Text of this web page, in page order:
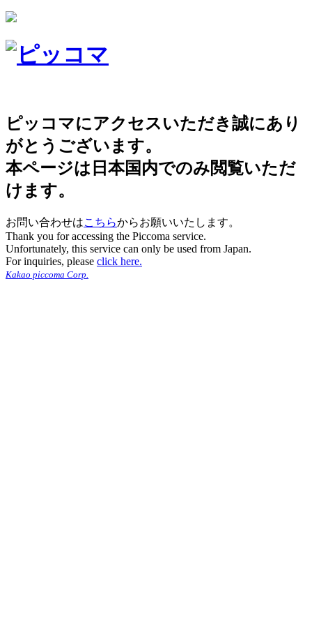
ピッコマにアクセスいただき誠にあり
がとうございます。
本ページは日本国内でのみ閲覧いただ
けます。
お問い合わせはこちらからお願いいたします。
Thank you for accessing the Piccoma service.
Unfortunately, this service can only be used from Japan.
For inquiries, please click here.
Kakao piccoma Corp.